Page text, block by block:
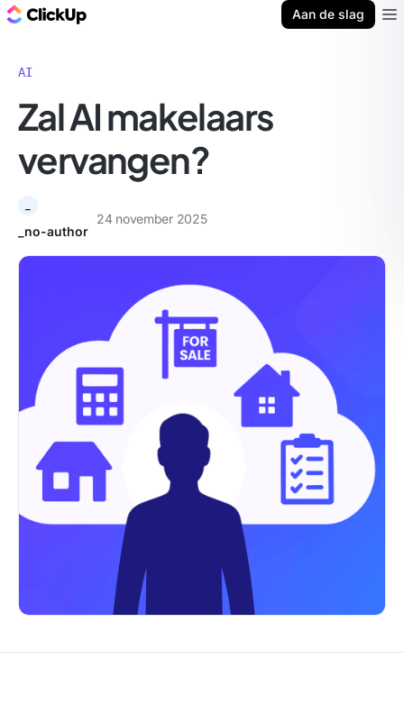
Aan de slag
AI
Zal AI makelaars
vervangen?
_no-author
24 november 2025